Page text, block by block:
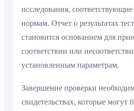
исследования,
нормам. Отчет о результатах
становится основанием для
соответствии или
установленным параметрам.
Завершение проверки
свидетельствах, которые могут